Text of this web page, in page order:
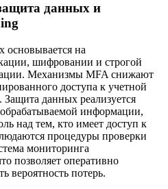
данных и
основывается на
шифровании и строгой
Механизмы MFA снижают
доступа к учетной
Защита данных реализуется
информации,
над тем, кто имеет доступ к
процедуры проверки
мониторинга
позволяет оперативно
вероятность потерь.